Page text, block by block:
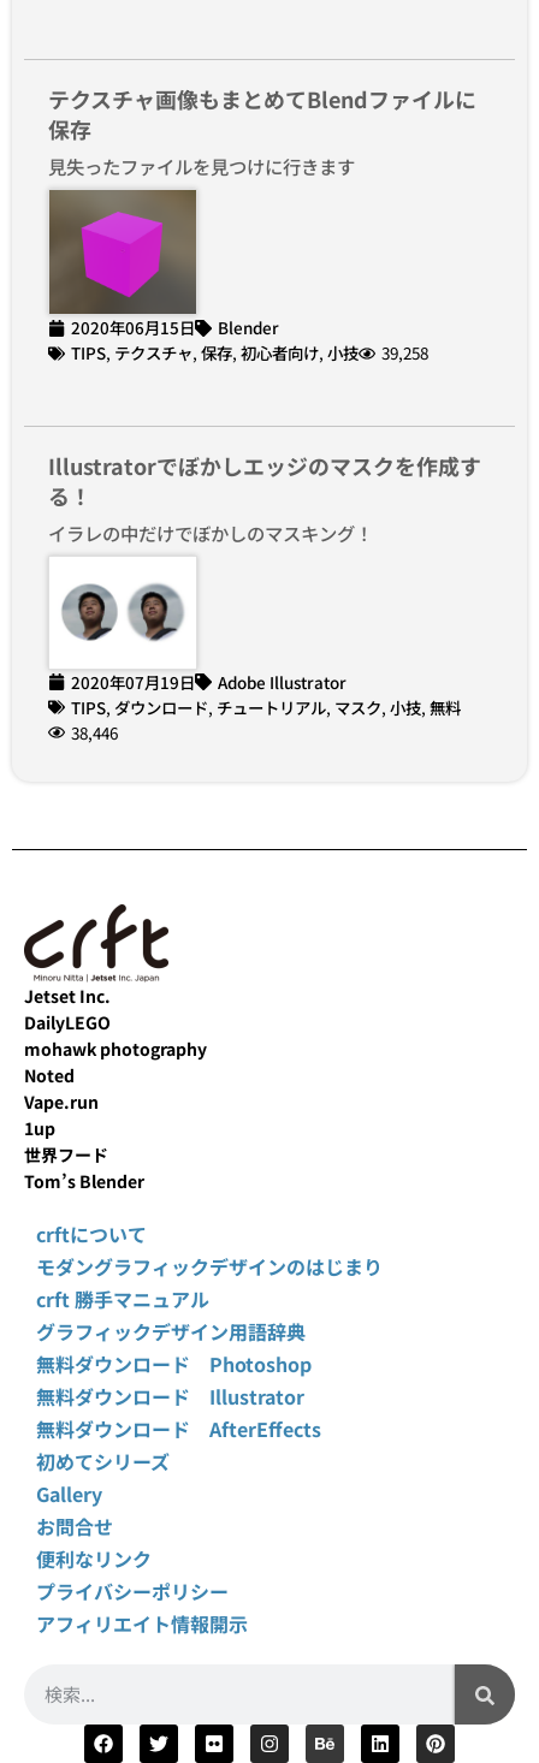
テクスチャ画像もまとめてBlendファイルに
保存
見失ったファイルを見つけに行きます
2020年06月15日
Blender
TIPS, テクスチャ, 保存, 初心者向け, 小技 39,258
Illustratorでぼかしエッジのマスクを作成す
る！
イラレの中だけでぼかしのマスキング！
2020年07月19日
Adobe Illustrator
TIPS, ダウンロード, チュートリアル, マスク, 小技, 無料
38,446
Jetset Inc.
DailyLEGO
mohawk photography
Noted
Vape.run
1up
世界フード
Tom’s Blender
crftについて
モダングラフィックデザインのはじまり
crft 勝手マニュアル
グラフィックデザイン用語辞典
無料ダウンロード Photoshop
無料ダウンロード Illustrator
無料ダウンロード AfterEffects
初めてシリーズ
Gallery
お問合せ
便利なリンク
プライバシーポリシー
アフィリエイト情報開示